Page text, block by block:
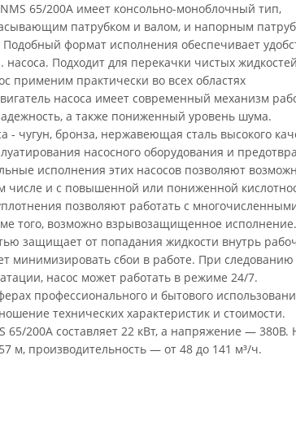
65/200A имеет консольно-моноблочный тип,
патрубком и валом, и напорным
формат исполнения обеспечивает
Подходит для перекачки чистых
применим практически во всех областях
насоса имеет современный механизм
а также пониженный уровень шума.
- чугун, бронза, нержавеющая сталь высокого
насосного оборудования и
исполнения этих насосов позволяют
числе и с повышенной или пониженной
позволяют работать с
того, возможно взрывозащищенное исполнение.
защищает от попадания жидкости внутрь
минимизировать сбои в работе. При следованию
насос может работать в режиме 24/7.
профессионального и бытового
технических характеристик и стоимости.
200A составляет 22 кВт, а напряжение — 380В.
м, производительность — от 48 до 141 м³/ч.